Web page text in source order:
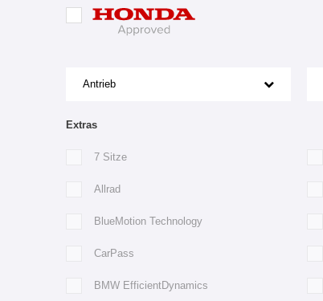
Antrieb
Extras
7 Sitze
Allrad
BlueMotion Technology
CarPass
BMW EfficientDynamics